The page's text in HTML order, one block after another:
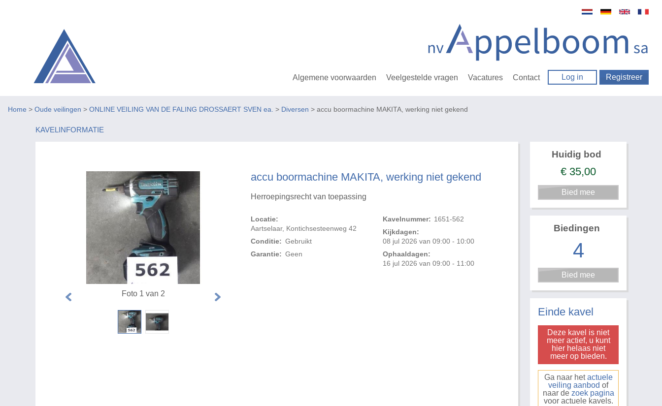
Algemene voorwaarden Veelgestelde vragen Vacatures Contact Log in Registreer
Home > Oude veilingen > ONLINE VEILING VAN DE FALING DROSSAERT SVEN ea. > Diversen > accu boormachine MAKITA, werking niet gekend
KAVELINFORMATIE
accu boormachine MAKITA, werking niet gekend
Herroepingsrecht van toepassing
Locatie:
Aartselaar, Kontichsesteenweg 42
Conditie: Gebruikt
Garantie: Geen
Kavelnummer: 1651-562
Kijkdagen:
08 jul 2026 van 09:00 - 10:00
Ophaaldagen:
16 jul 2026 van 09:00 - 11:00
Foto 1 van 2
Huidig bod
€ 35,00
Biedingen
4
Einde kavel
Deze kavel is niet
meer actief, u kunt
hier helaas niet
meer op bieden.
Ga naar hetactuele
veiling aanbod of
naar de zoek pagina
voor actuele kavels.